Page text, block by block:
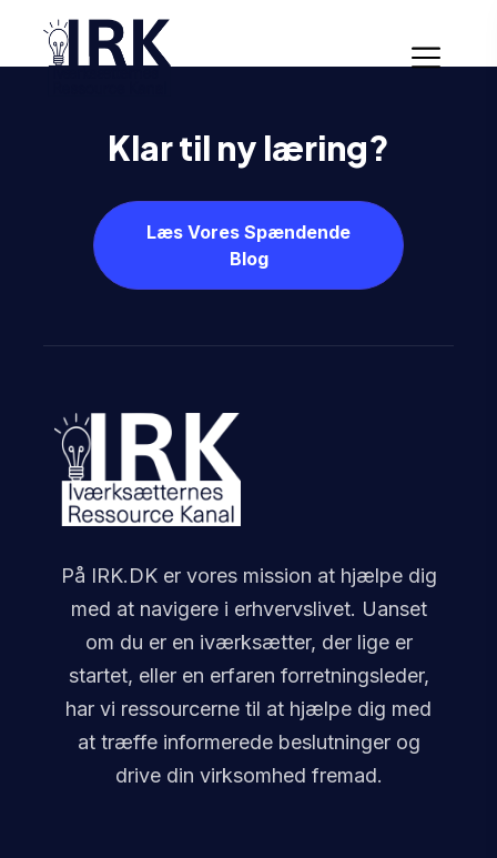
Klar til ny læring?
Læs Vores Spændende
Blog
På IRK.DK er vores mission at hjælpe dig
med at navigere i erhvervslivet. Uanset
om du er en iværksætter, der lige er
startet, eller en erfaren forretningsleder,
har vi ressourcerne til at hjælpe dig med
at træffe informerede beslutninger og
drive din virksomhed fremad.